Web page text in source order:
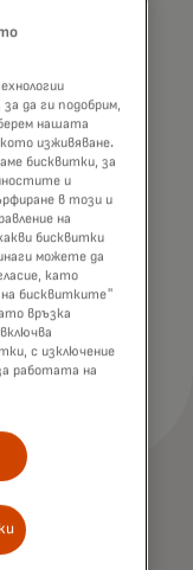
да ги подобрим,
нашата
изживяване.
бисквитки, за
и
в този и
на
бисквитки
можете да
като
на бисквитките"
връзка
с изключение
работата на